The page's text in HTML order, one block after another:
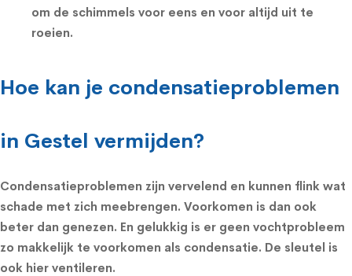
om de schimmels voor eens en voor altijd uit te
roeien.
Hoe kan je condensatieproblemen
in Gestel vermijden?
Condensatieproblemen zijn vervelend en kunnen flink wat
schade met zich meebrengen. Voorkomen is dan ook
beter dan genezen. En gelukkig is er geen vochtprobleem
zo makkelijk te voorkomen als condensatie. De sleutel is
ook hier ventileren.